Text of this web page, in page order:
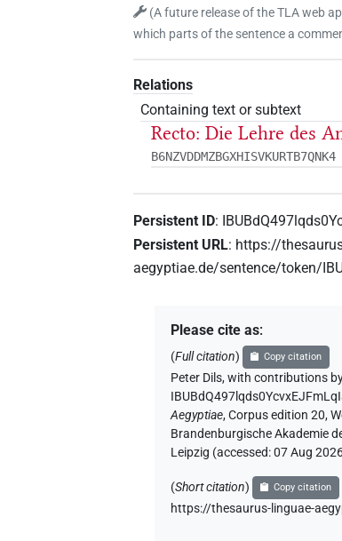
(A future release of the TLA web
which parts of the sentence a
Relations
Containing text or subtext
Recto: Die Lehre des
B6NZVDDMZBGXHISVKURTB7QNK4
Persistent ID:
Persistent URL: https://
aegyptiae.de/sentence/token/
Please cite as:
(Full citation) Copy citation
Peter Dils,with contributions
Aegyptiae,Corpus edition 20,
Brandenburgische Akademie
Leipzig (accessed:07 Aug
(Short citation) Copy citation
https://thesaurus-linguae-